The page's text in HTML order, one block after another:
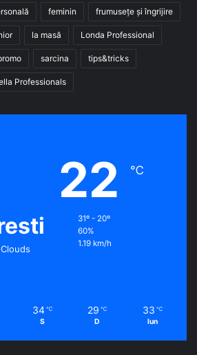
feminin frumusețe și îngrijire
la masă Londa Professional
sarcina tips&tricks
Professionals
22 ℃
31º - 20º
60%
1.19 km/h
34 ℃
S
29 ℃
D
33 ℃
lun